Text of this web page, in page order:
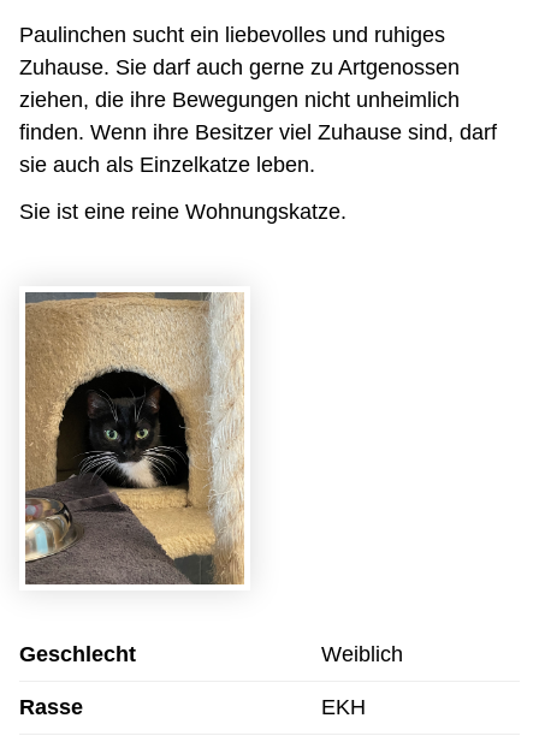
Paulinchen sucht ein liebevolles und ruhiges
Zuhause. Sie darf auch gerne zu Artgenossen
ziehen, die ihre Bewegungen nicht unheimlich
finden. Wenn ihre Besitzer viel Zuhause sind, darf
sie auch als Einzelkatze leben.
Sie ist eine reine Wohnungskatze.
Geschlecht Weiblich
Rasse EKH